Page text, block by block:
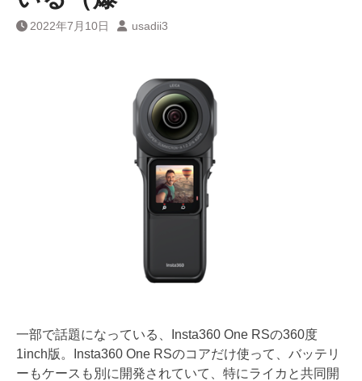
2022年7月10日 usadii3
一部で話題になっている、Insta360 One RSの360度
1inch版。Insta360 One RSのコアだけ使って、バッテリ
ーもケースも別に開発されていて、特にライカと共同開